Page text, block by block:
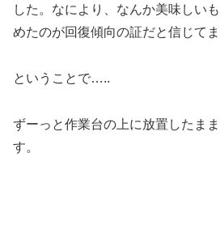
した。なにより、なんか美味しい
めたのが回復傾向の証だと信じてま
ということで…..
ずーっと作業台の上に放置したま
す。